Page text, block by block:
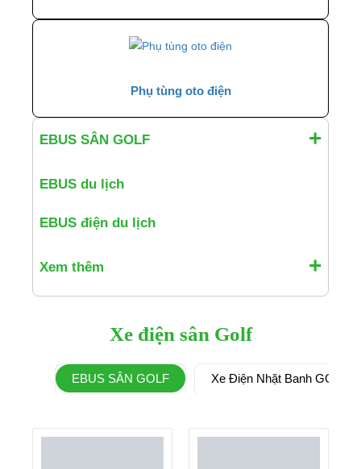
Phụ tùng oto điện
EBUS SÂN GOLF
EBUS du lịch
EBUS điện du lịch
Xem thêm
Xe điện sân Golf
EBUS SÂN GOLF Xe Điện Nhặt Banh GOLF